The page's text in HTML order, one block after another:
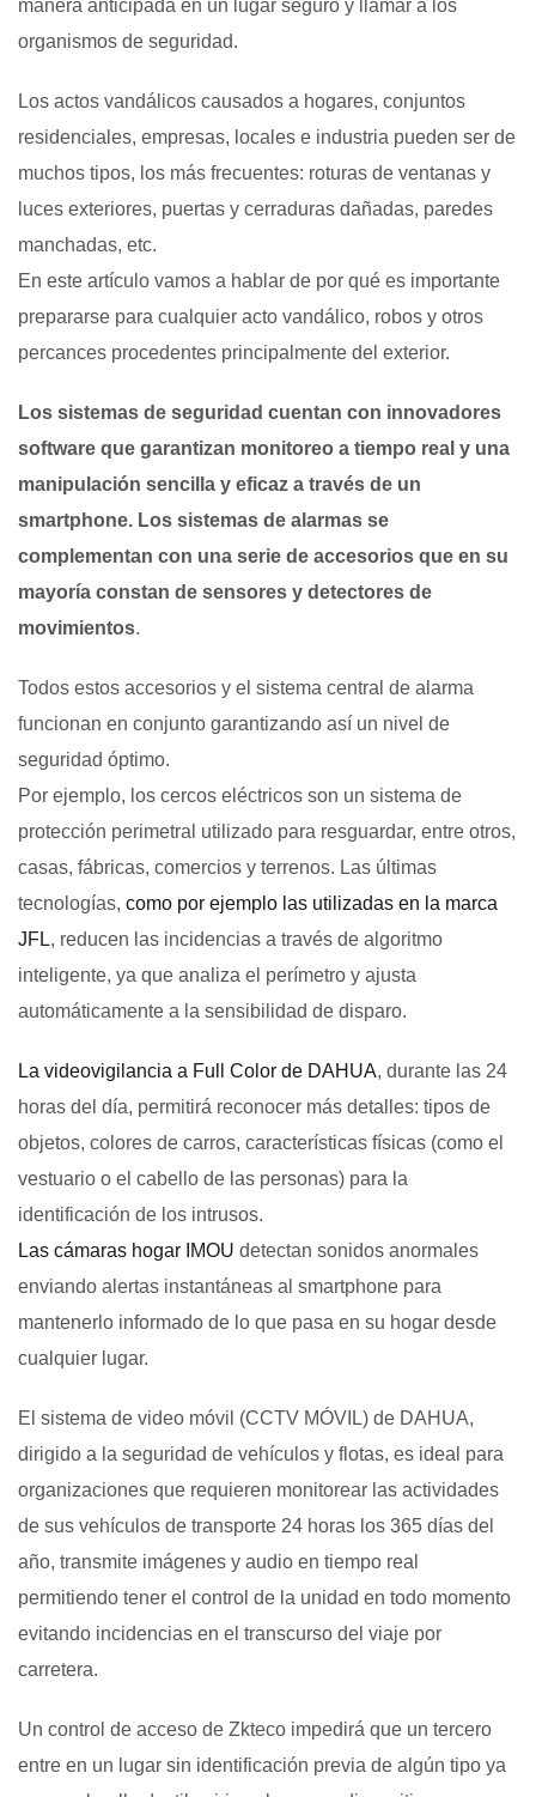
manera anticipada en un lugar seguro y llamar a los
organismos de seguridad.
Los actos vandálicos causados a hogares, conjuntos
residenciales, empresas, locales e industria pueden ser de
muchos tipos, los más frecuentes: roturas de ventanas y
luces exteriores, puertas y cerraduras dañadas, paredes
manchadas, etc.
En este artículo vamos a hablar de por qué es importante
prepararse para cualquier acto vandálico, robos y otros
percances procedentes principalmente del exterior.
Los sistemas de seguridad cuentan con innovadores
software que garantizan monitoreo a tiempo real y una
manipulación sencilla y eficaz a través de un
smartphone. Los sistemas de alarmas se
complementan con una serie de accesorios que en su
mayoría constan de sensores y detectores de
movimientos.
Todos estos accesorios y el sistema central de alarma
funcionan en conjunto garantizando así un nivel de
seguridad óptimo.
Por ejemplo, los cercos eléctricos son un sistema de
protección perimetral utilizado para resguardar, entre otros,
casas, fábricas, comercios y terrenos. Las últimas
tecnologías, como por ejemplo las utilizadas en la marca
JFL, reducen las incidencias a través de algoritmo
inteligente, ya que analiza el perímetro y ajusta
automáticamente a la sensibilidad de disparo.
La videovigilancia a Full Color de DAHUA, durante las 24
horas del día, permitirá reconocer más detalles: tipos de
objetos, colores de carros, características físicas (como el
vestuario o el cabello de las personas) para la
identificación de los intrusos.
Las cámaras hogar IMOU detectan sonidos anormales
enviando alertas instantáneas al smartphone para
mantenerlo informado de lo que pasa en su hogar desde
cualquier lugar.
El sistema de video móvil (CCTV MÓVIL) de DAHUA,
dirigido a la seguridad de vehículos y flotas, es ideal para
organizaciones que requieren monitorear las actividades
de sus vehículos de transporte 24 horas los 365 días del
año, transmite imágenes y audio en tiempo real
permitiendo tener el control de la unidad en todo momento
evitando incidencias en el transcurso del viaje por
carretera.
Un control de acceso de Zkteco impedirá que un tercero
entre en un lugar sin identificación previa de algún tipo ya